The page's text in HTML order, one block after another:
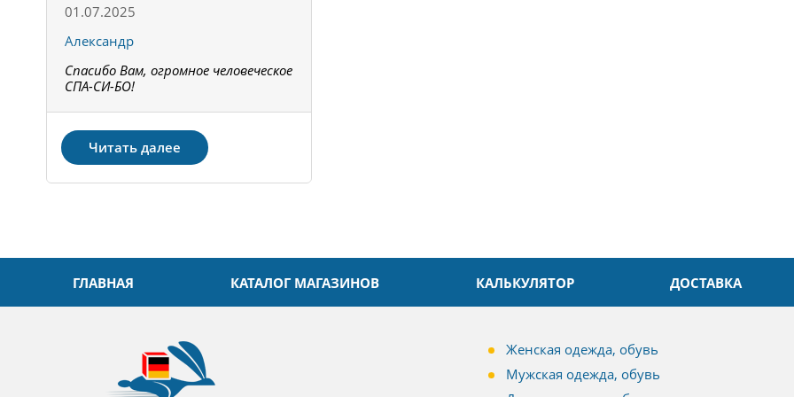
01.07.2025
Александр
Спасибо Вам, огромное человеческое
СПА-СИ-БО!
Читать далее
ГЛАВНАЯ КАТАЛОГ МАГАЗИНОВ КАЛЬКУЛЯТОР ДОСТАВКА
Женская одежда, обувь
Мужская одежда, обувь